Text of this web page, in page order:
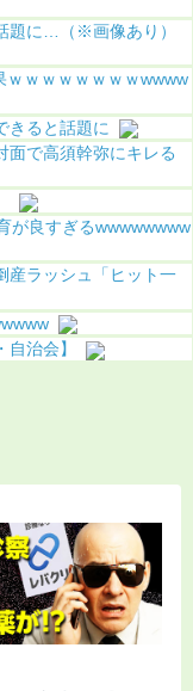
題に…（※画像あり）
ｗｗｗｗｗｗｗｗwwww
きると話題に
面で高須幹弥にキレる
が良すぎるwwwwwwww
産ラッシュ「ヒット一
治会】